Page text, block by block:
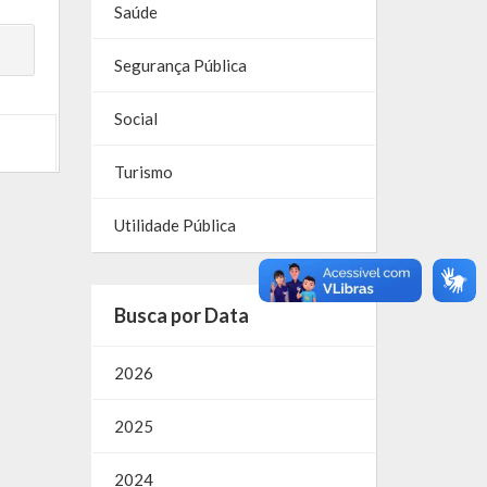
Saúde
Segurança Pública
Social
Turismo
Utilidade Pública
Busca por Data
2026
2025
2024